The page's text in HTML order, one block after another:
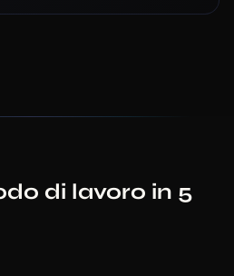
di lavoro in 5